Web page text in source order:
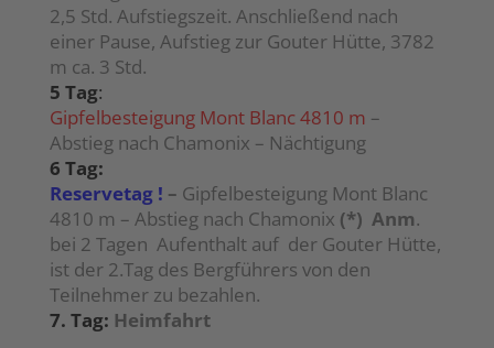
2,5 Std. Aufstiegszeit. Anschließend nach
einer Pause, Aufstieg zur Gouter Hütte, 3782
m ca. 3 Std.
5 Tag:
Gipfelbesteigung Mont Blanc 4810 m –
Abstieg nach Chamonix – Nächtigung
6 Tag:
Reservetag ! – Gipfelbesteigung Mont Blanc
4810 m – Abstieg nach Chamonix (*) Anm.
bei 2 Tagen Aufenthalt auf der Gouter Hütte,
ist der 2.Tag des Bergführers von den
Teilnehmer zu bezahlen.
7. Tag: Heimfahrt